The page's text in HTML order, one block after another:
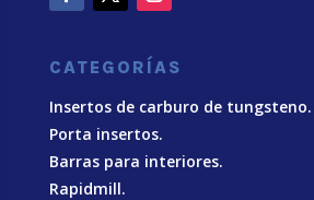
CATEGORÍAS
Insertos de carburo de tungsteno.
Porta insertos.
Barras para interiores.
Rapidmill.